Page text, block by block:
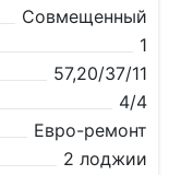
Совмещенный
1
57,20/37/11
4/4
Евро-ремонт
2 лоджии